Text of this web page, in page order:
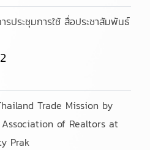
ประชุมการใช้ สื่อประชาสัมพันธ์
Trade Mission by
Association of Realtors at
Prak